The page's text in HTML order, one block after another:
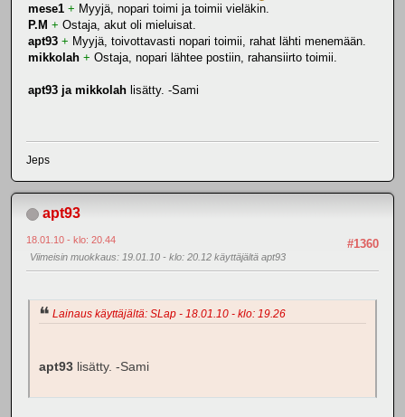
mese1 + Myyjä, nopari toimi ja toimii vieläkin.
P.M + Ostaja, akut oli mieluisat.
apt93 + Myyjä, toivottavasti nopari toimii, rahat lähti menemään.
mikkolah + Ostaja, nopari lähtee postiin, rahansiirto toimii.
apt93 ja mikkolah lisätty. -Sami
Jeps
apt93
#1360
18.01.10 - klo: 20.44
Viimeisin muokkaus: 19.01.10 - klo: 20.12 käyttäjältä apt93
Lainaus käyttäjältä: SLap - 18.01.10 - klo: 19.26
apt93 lisätty. -Sami